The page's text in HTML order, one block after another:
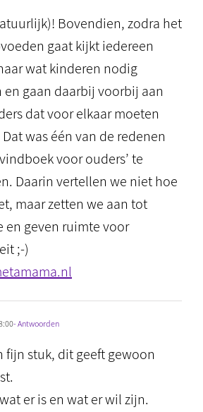
Bovendien, zodra het
gaat kijkt iedereen
wat kinderen nodig
en gaan daarbij voorbij aan
dat voor elkaar moeten
was één van de redenen
voor ouders’ te
Daarin vertellen we niet hoe
maar zetten we aan tot
en geven ruimte voor
;-)
- Antwoorden
fijn stuk, dit geeft gewoon
er is en wat er wil zijn.